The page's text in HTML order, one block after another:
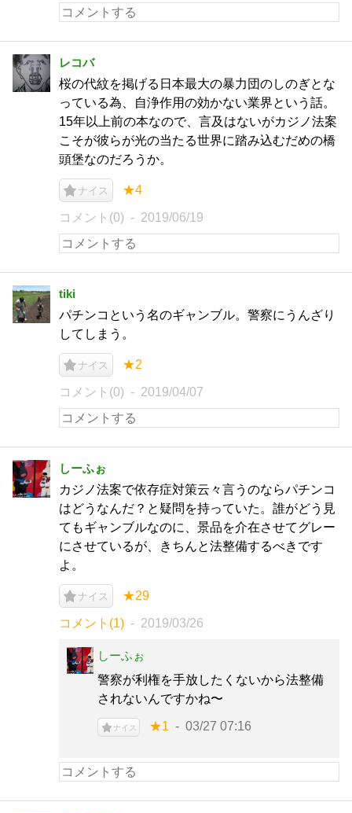
レコバ
桜の代紋を掲げる日本最大の暴力団のしのぎとな
っている為、自浄作用の効かない業界という話。
15年以上前の本なので、言及はないがカジノ法案
こそが彼らが光の当たる世界に踏み込むだめの橋
頭堡なのだろうか。
ナイス ★4
コメント(0) 2019/06/19
tiki
パチンコという名のギャンブル。警察にうんざり
してしまう。
ナイス ★2
コメント(0) 2019/04/07
しーふぉ
カジノ法案で依存症対策云々言うのならパチンコ
はどうなんだ？と疑問を持っていた。誰がどう見
てもギャンブルなのに、景品を介在させてグレー
にさせているが、きちんと法整備するべきです
よ。
ナイス ★29
コメント(1) 2019/03/26
しーふぉ
警察が利権を手放したくないから法整備
されないんですかね〜
ナイス ★1 03/27 07:16